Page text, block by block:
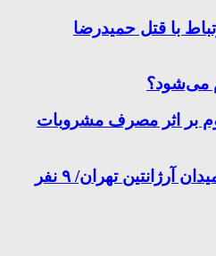
در ارتباط با قتل حمیدرضا
می‌شود؟
و ۱۲ مسموم بر اثر مصرف مشروبات
سقوط آسانسور در میدان آرژانتین تهران/ ۹ نفر